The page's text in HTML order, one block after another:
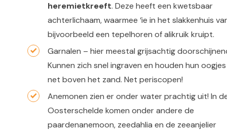
heremietkreeft. Deze heeft een kwetsbaar
achterlichaam, waarmee ‘ie in het slakkenhuis
bijvoorbeeld een tepelhoren of alikruik kruipt.
Garnalen – hier meestal grijsachtig
Kunnen zich snel ingraven en houden hun oogjes
net boven het zand. Net periscopen!
Anemonen zien er onder water prachtig uit! In
Oosterschelde komen onder andere de
paardenanemoon, zeedahlia en de zeeanjelier